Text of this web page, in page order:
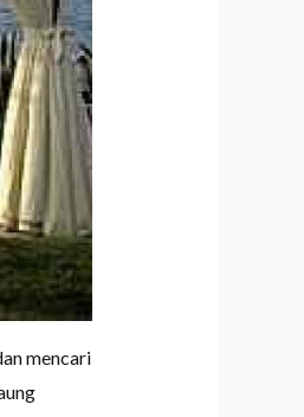
mencari